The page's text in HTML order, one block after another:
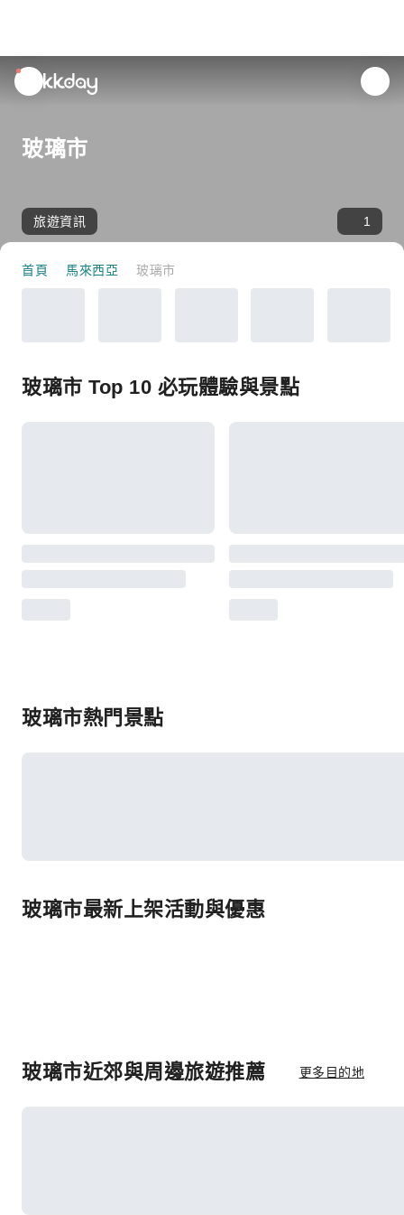
unread
notifications
玻璃市
旅遊資訊 1
首頁 馬來西亞 玻璃市
玻璃市 Top 10 必玩體驗與景點
玻璃市熱門景點
玻璃市最新上架活動與優惠
玻璃市近郊與周邊旅遊推薦 更多目的地